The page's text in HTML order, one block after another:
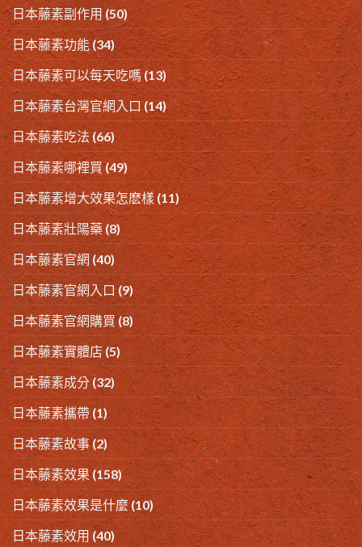
日本藤素副作用 (50)
日本藤素功能 (34)
日本藤素可以每天吃嗎(13)
日本藤素台灣官網入口 (14)
日本藤素吃法 (66)
日本藤素哪裡買(49)
日本藤素增大效果怎麽樣(11)
日本藤素壯陽藥 (8)
日本藤素官網 (40)
日本藤素官網入口(9)
日本藤素官網購買 (8)
日本藤素實體店 (5)
日本藤素成分 (32)
日本藤素攜帶 (1)
日本藤素故事 (2)
日本藤素效果 (158)
日本藤素效果是什麼 (10)
日本藤素效用 (40)